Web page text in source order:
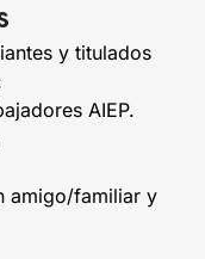
y titulados
AIEP.
amigo/familiar y